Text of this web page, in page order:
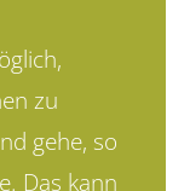
zu
gehe, so
Das kann